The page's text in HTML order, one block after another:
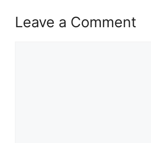
Leave a Comment